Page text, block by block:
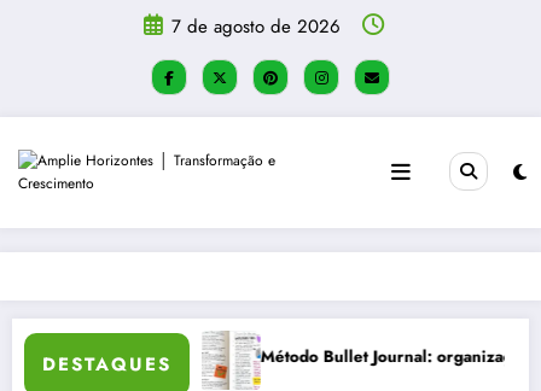
7 de agosto de 2026
DESTAQUES
e criatividade Como Criar um Diário de